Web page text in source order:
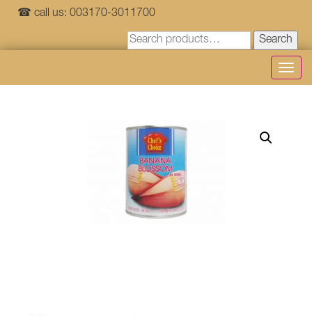
☎ call us: 003170-3011700
Search